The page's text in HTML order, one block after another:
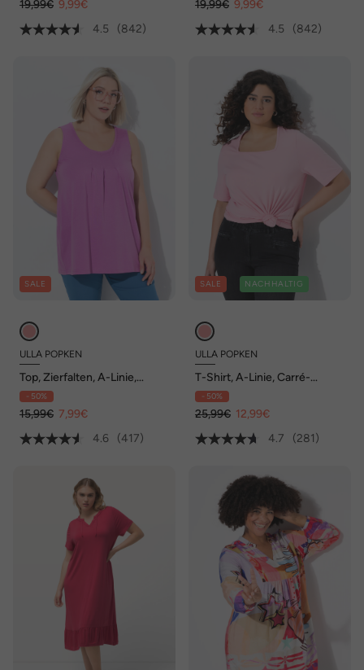
19,99€ 9,99€
4.5
(842)
19,99€ 9,99€
4.5
(842)
SALE
ULLA POPKEN
Top, Zierfalten, A-Linie,
Rundhals, ärmellos, Modal
- 50%
15,99€ 7,99€
4.6
(417)
SALE NACHHALTIG
ULLA POPKEN
T-Shirt, A-Linie, Carré-
Ausschnitt, Halbarm
- 50%
25,99€ 12,99€
4.7
(281)